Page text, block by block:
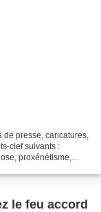
de presse, caricatures,
clef suivants :
proxénétisme,
le feu accord